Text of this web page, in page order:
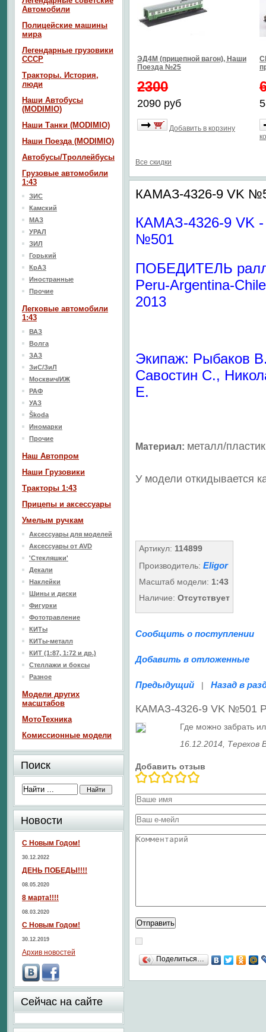
ЭД4М (прицепной вагон), Наши
Поезда №25
2300
2090 руб
Добавить в корзину
Все скидки
КАМАЗ-4326-9 VK
КАМАЗ-4326-9 VK -
№501
ПОБЕДИТЕЛЬ
Peru-Argentina-Chile
2013
Экипаж: Рыбаков
Савостин С.,
Е.
Материал: металл/пластик
У модели откидывается
Артикул: 114899
Производитель: Eligor
Масштаб модели: 1:43
Наличие: Отсутствует
Сообщить о поступлении
Добавить в отложенные
Предыдущий | Назад в
КАМАЗ-4326-9 VK №501
Где можно забрать
16.12.2014 , Терехов
Добавить отзыв
Поделиться…
Автомобили
Полицейские машины
мира
Легендарные грузовики
СССР
Тракторы. История,
люди
Наши Автобусы
(MODIMIO)
Наши Танки (MODIMIO)
Наши Поезда (MODIMIO)
Автобусы/Троллейбусы
Грузовые автомобили
1:43
ЗИС
Камский
МАЗ
УРАЛ
ЗИЛ
Горький
КрАЗ
Иностранные
Прочие
Легковые автомобили
1:43
ВАЗ
Волга
ЗАЗ
ЗиС/ЗиЛ
Москвич/ИЖ
РАФ
УАЗ
Škoda
Иномарки
Прочие
Наш Aвтопром
Наши Грузовики
Тракторы 1:43
Прицепы и аксессуары
Умелым ручкам
Аксессуары для моделей
Аксессуары от AVD
'Стекляшки'
Декали
Наклейки
Шины и диски
Фигурки
Фототравление
КИТы
КИТы-металл
КИТ (1:87, 1:72 и др.)
Стеллажи и боксы
Разное
Модели других
масштабов
МотоТехника
Комиссионные модели
Поиск
Новости
С Новым Годом!
30.12.2022
ДЕНЬ ПОБЕДЫ!!!!
08.05.2020
8 марта!!!!
08.03.2020
С Новым Годом!
30.12.2019
Архив новостей
Сейчас на сайте